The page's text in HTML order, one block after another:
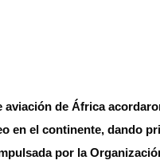
aviación de África
en el continente, dando
por la